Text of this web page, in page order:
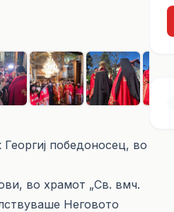
победоносец, во
во храмот „Св. вмч.
Неговото